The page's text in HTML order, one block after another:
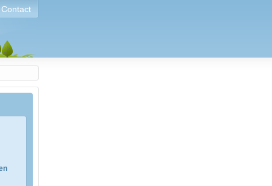
Contact